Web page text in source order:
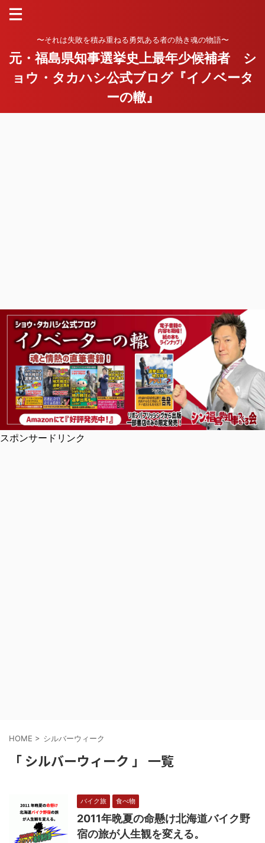
〜それは失敗を積み重ねる勇気ある者の熱き魂の物語〜
元・福島県知事選挙史上最年少候補者 シ
ョウ・タカハシ公式ブログ『イノベータ
ーの轍』
スポンサードリンク
HOME > シルバーウィーク
「 シルバーウィーク 」 一覧
バイク旅 食べ物
2011年晩夏の命懸け北海道バイク野
宿の旅が人生観を変える。